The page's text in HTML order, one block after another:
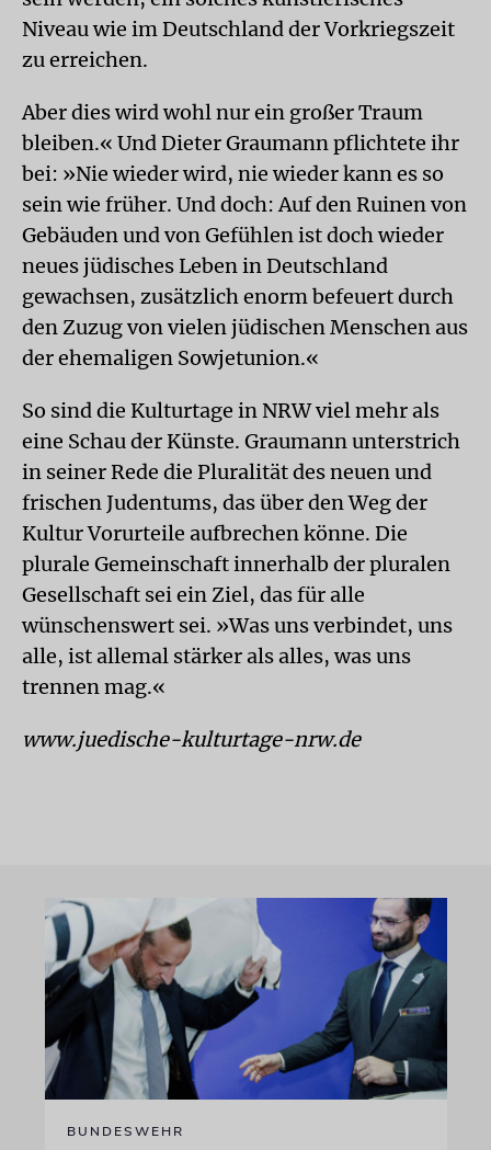
Niveau wie im Deutschland der Vorkriegszeit
zu erreichen.
Aber dies wird wohl nur ein großer Traum
bleiben.« Und Dieter Graumann pflichtete ihr
bei: »Nie wieder wird, nie wieder kann es so
sein wie früher. Und doch: Auf den Ruinen von
Gebäuden und von Gefühlen ist doch wieder
neues jüdisches Leben in Deutschland
gewachsen, zusätzlich enorm befeuert durch
den Zuzug von vielen jüdischen Menschen aus
der ehemaligen Sowjetunion.«
So sind die Kulturtage in NRW viel mehr als
eine Schau der Künste. Graumann unterstrich
in seiner Rede die Pluralität des neuen und
frischen Judentums, das über den Weg der
Kultur Vorurteile aufbrechen könne. Die
plurale Gemeinschaft innerhalb der pluralen
Gesellschaft sei ein Ziel, das für alle
wünschenswert sei. »Was uns verbindet, uns
alle, ist allemal stärker als alles, was uns
trennen mag.«
www.juedische-kulturtage-nrw.de
BUNDESWEHR